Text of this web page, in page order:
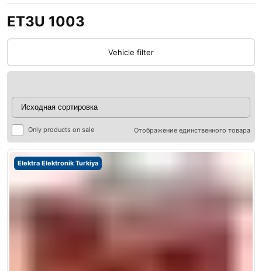
ET3U 1003
Vehicle filter
Only products on sale Отображение единственного товара
Elektra Elektronik Turkiya